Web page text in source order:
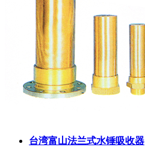
台湾富山法兰式水锤吸收器